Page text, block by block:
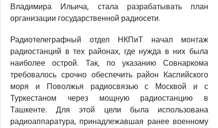
Владимира Ильича, стала разрабатывать план
организации государственной радиосети.
Радиотелеграфный отдел НКПиТ начал монтаж
радиостанций в тех районах, где нужда в них была
наиболее острой. Так, по указанию Совнаркома
требовалось срочно обеспечить район Каспийского
моря и Поволжья радиосвязью с Москвой и с
Туркестаном через мощную радиостанцию в
Ташкенте. Для этой цели была использована
радиоаппаратура, принадлежавшая ранее военному